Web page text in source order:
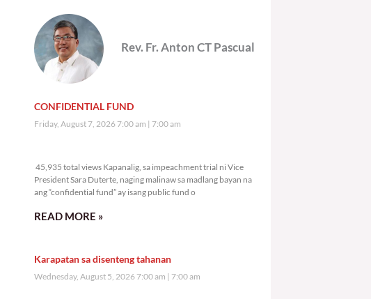
Rev. Fr. Anton CT Pascual
CONFIDENTIAL FUND
Friday, August 7, 2026 7:00 am 7:00 am
45,935 total views Kapanalig, sa impeachment trial ni Vice
President Sara Duterte, naging malinaw sa madlang bayan na
ang “confidential fund” ay isang public fund o
READ MORE »
Karapatan sa disenteng tahanan
Wednesday, August 5, 2026 7:00 am 7:00 am